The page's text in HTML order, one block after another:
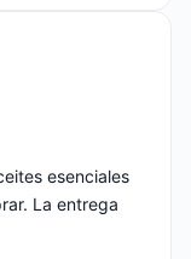
esenciales
La entrega